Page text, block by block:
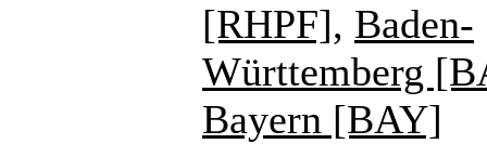
[RHPF], Baden-
Württemberg
Bayern [BAY]